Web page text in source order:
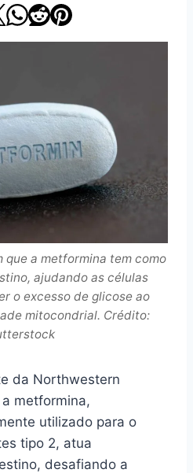
a metformina tem como
ajudando as células
o excesso de glicose ao
mitocondrial. Crédito:
da Northwestern
metformina,
utilizado para o
tipo 2, atua
desafiando a